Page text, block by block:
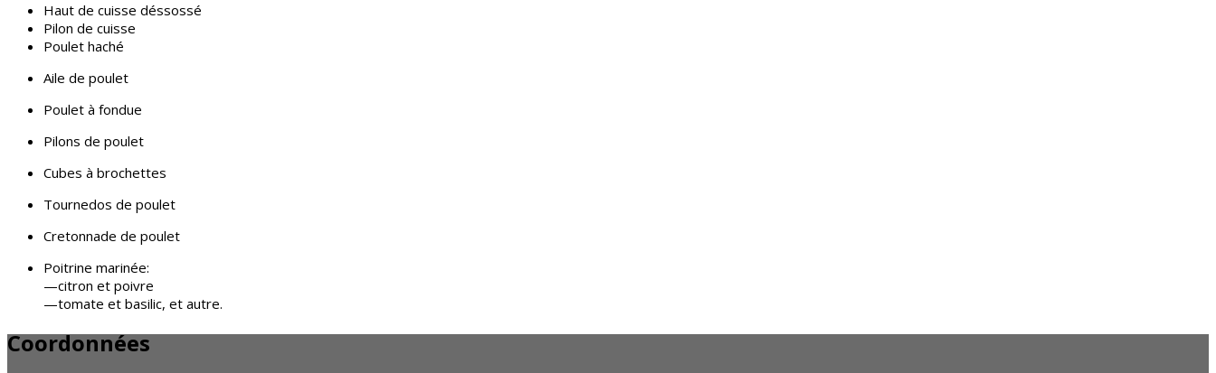
Haut de cuisse déssossé
Pilon de cuisse
Poulet haché
Aile de poulet
Poulet à fondue
Pilons de poulet
Cubes à brochettes
Tournedos de poulet
Cretonnade de poulet
Poitrine marinée:
—citron et poivre
—tomate et basilic, et autre.
Coordonnées